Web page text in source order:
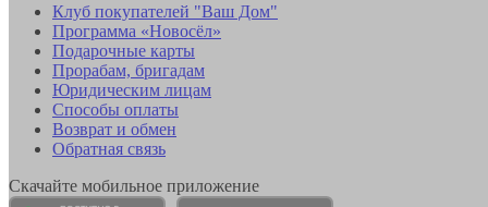
Клуб покупателей "Ваш Дом"
Программа «Новосёл»
Подарочные карты
Прорабам, бригадам
Юридическим лицам
Способы оплаты
Возврат и обмен
Обратная связь
Скачайте мобильное приложение